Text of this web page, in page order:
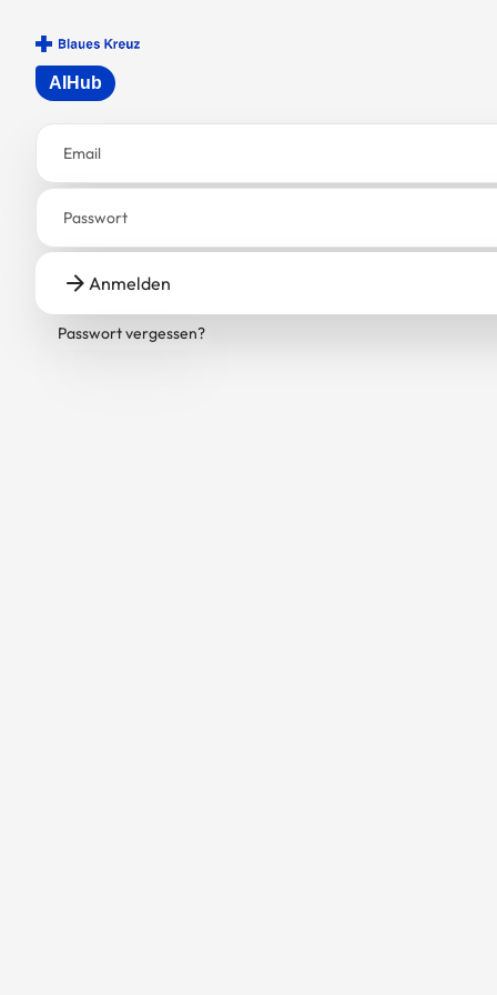
AIHub
Email
Passwort
Anmelden
Passwort vergessen?